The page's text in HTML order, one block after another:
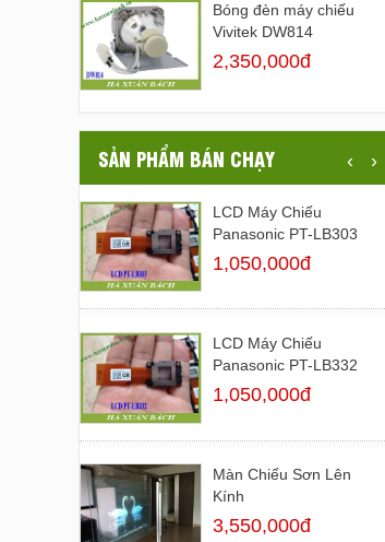
Bóng đèn máy chiếu
Vivitek DW814
2,350,000đ
SẢN PHẨM BÁN CHẠY ‹ ›
LCD Máy Chiếu
Panasonic PT-LB303
1,050,000đ
LCD Máy Chiếu
Panasonic PT-LB332
1,050,000đ
Màn Chiếu Sơn Lên
Kính
3,550,000đ